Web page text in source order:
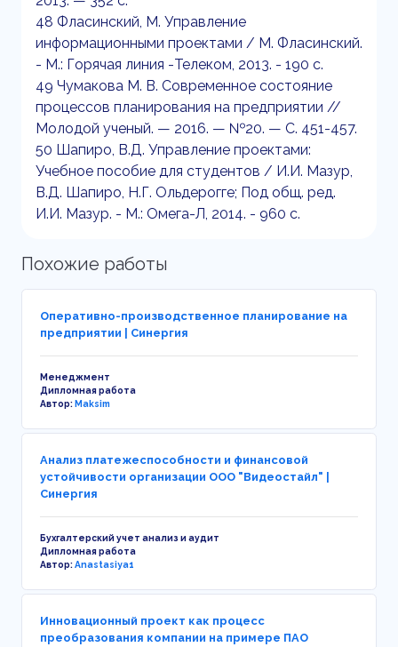
48 Фласинский, М. Управление
информационными проектами / М. Фласинский.
- М.: Горячая линия -Телеком, 2013. - 190 c.
49 Чумакова М. В. Современное состояние
процессов планирования на предприятии //
Молодой ученый. — 2016. — №20. — С. 451-457.
50 Шапиро, В.Д. Управление проектами:
Учебное пособие для студентов / И.И. Мазур,
В.Д. Шапиро, Н.Г. Ольдерогге; Под общ. ред.
И.И. Мазур. - М.: Омега-Л, 2014. - 960 c.
Похожие работы
Оперативно-производственное планирование на
предприятии | Синергия
Менеджмент
Дипломная работа
Автор:Maksim
Анализ платежеспособности и финансовой
устойчивости организации ООО "Видеостайл" |
Синергия
Бухгалтерский учет анализ и аудит
Дипломная работа
Автор:Anastasiya1
Инновационный проект как процесс
преобразования компании на примере ПАО